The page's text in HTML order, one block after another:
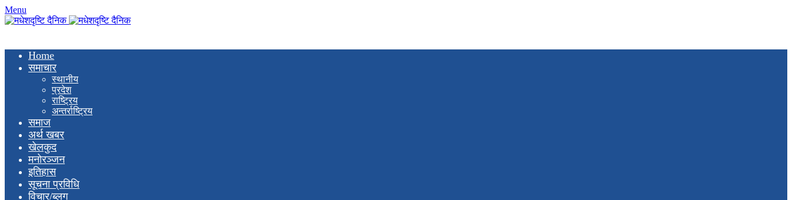
Menu
Home
समाचार
स्थानीय
प्रदेश
राष्ट्रिय
अन्तर्राष्ट्रिय
समाज
अर्थ खबर
खेलकुद
मनाेरञ्जन
इतिहास
सूचना प्रविधि
विचार/ब्लग